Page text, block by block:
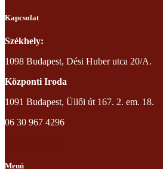
Kapcsolat
Székhely:
1098 Budapest, Dési Huber utca 20/A.
Központi Iroda
1091 Budapest, Üllői út 167. 2. em. 18.
06 30 967 4296
Menü